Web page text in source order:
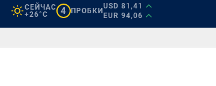
СЕЙЧАС
+26°C
4 ПРОБКИ
USD 81,41
EUR 94,06